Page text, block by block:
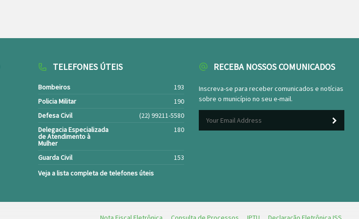
TELEFONES ÚTEIS
Bombeiros
193
Policia Militar
190
Defesa Civil
(22) 99211-5580
Delegacia Especializada
de Atendimento à
Mulher
180
Guarda Civil
153
Veja a lista completa de telefones úteis
RECEBA NOSSOS COMUNICADOS
Inscreva-se para receber comunicados e notícias
sobre o município no seu e-mail.